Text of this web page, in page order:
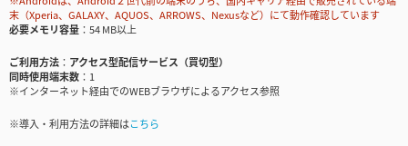
末（Xperia、GALAXY、AQUOS、ARROWS、Nexusなど）にて動作確認しています
必要メモリ容量
54 MB以上
ご利用方法
アクセス型配信サービス（買切型）
同時使用端末数
1
※インターネット経由でのWEBブラウザによるアクセス参照
※導入・利用方法の詳細はこちら